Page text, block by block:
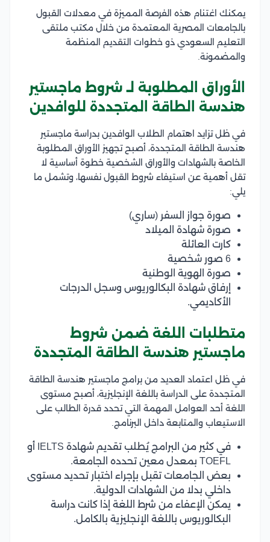
يمكنك اغتنام هذه الفرصة المميزة في معدلات القبول
بالجامعات المصرية المعتمدة من خلال مكتب ملتقى
التعليم السعودي ذو خطوات التقديم المنظمة
والمضمونة.
الأوراق المطلوبة لـ شروط ماجستير
هندسة الطاقة المتجددة للوافدين
في ظل تزايد اهتمام الطلاب الوافدين بدراسة ماجستير
هندسة الطاقة المتجددة، أصبح تجهيز الأوراق المطلوبة
الخاصة بالشهادات والأوراق الشخصية خطوة أساسية لا
تقل أهمية عن استيفاء شروط القبول نفسها، وتشمل ما
يلي:
صورة جواز السفر (ساري)
صورة شهادة الميلاد
كارت العائلة
6 صور شخصية
صورة الهوية الوطنية
إرفاق شهادة البكالوريوس وسجل الدرجات
الأكاديمي.
متطلبات اللغة ضمن شروط
ماجستير هندسة الطاقة المتجددة
في ظل اعتماد العديد من برامج ماجستير هندسة الطاقة
المتجددة على الدراسة باللغة الإنجليزية، أصبح مستوى
اللغة أحد العوامل المهمة التي تحدد قدرة الطالب على
الاستيعاب والمتابعة داخل البرنامج.
في كثير من البرامج يُطلب تقديم شهادة IELTS أو
TOEFL بمعدل معين تحدده الجامعة.
بعض الجامعات تقبل بإجراء اختبار تحديد مستوى
داخلي بدلا من الشهادات الدولية.
يمكن الإعفاء من شرط اللغة إذا كانت دراسة
البكالوريوس باللغة الإنجليزية بالكامل.